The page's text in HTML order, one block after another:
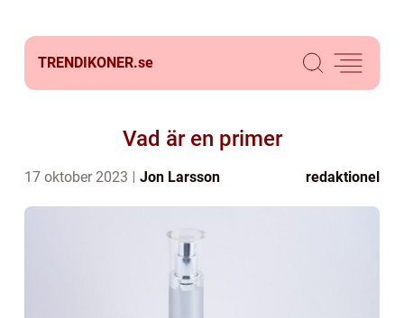
TRENDIKONER.se
Vad är en primer
17 oktober 2023 Jon Larsson redaktionel